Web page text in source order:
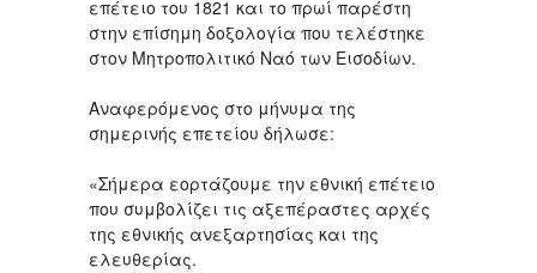
επέτειο του 1821 και το πρωί παρέστη
στην επίσημη δοξολογία που τελέστηκε
στον Μητροπολιτικό Ναό των Εισοδίων.
Αναφερόμενος στο μήνυμα της
σημερινής επετείου δήλωσε:
«Σήμερα εορτάζουμε την εθνική επέτειο
που συμβολίζει τις αξεπέραστες αρχές
της εθνικής ανεξαρτησίας και της
ελευθερίας.